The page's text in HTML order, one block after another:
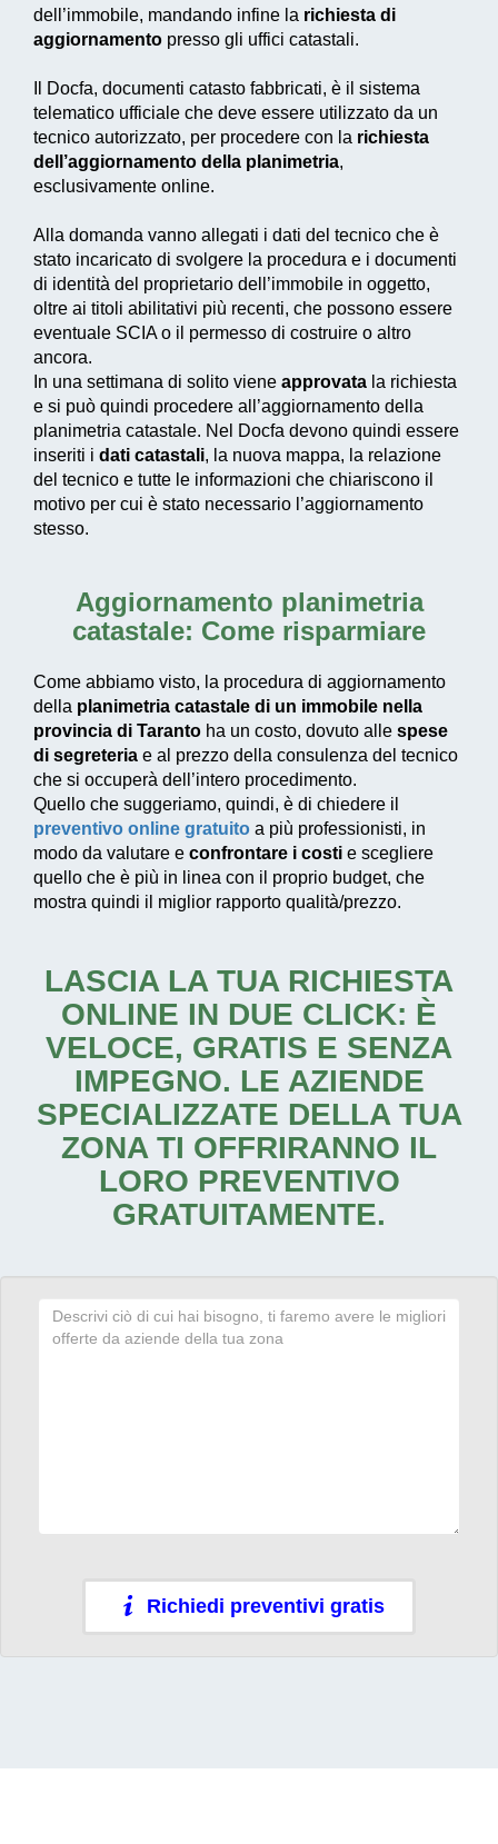
dell’immobile, mandando infine la richiesta di
aggiornamento presso gli uffici catastali.
Docfa, documenti catasto fabbricati, è il sistema
telematico ufficiale che deve essere utilizzato da un
tecnico autorizzato, per procedere con la richiesta
dell’aggiornamento della planimetria,
esclusivamente online.
Alla domanda vanno allegati i dati del tecnico che è
stato incaricato di svolgere la procedura e i documenti
di identità del proprietario dell’immobile in oggetto,
oltre ai titoli abilitativi più recenti, che possono essere
eventuale SCIA o il permesso di costruire o altro
ancora.
In una settimana di solito viene approvata la richiesta
e si può quindi procedere all’aggiornamento della
planimetria catastale. Nel Docfa devono quindi essere
inseriti i dati catastali, la nuova mappa, la relazione
del tecnico e tutte le informazioni che chiariscono il
motivo per cui è stato necessario l’aggiornamento
stesso.
Aggiornamento planimetria
catastale: Come risparmiare
Come abbiamo visto, la procedura di aggiornamento
della planimetria catastale di un immobile nella
provincia di Taranto ha un costo, dovuto alle spese
di segreteria e al prezzo della consulenza del tecnico
che si occuperà dell’intero procedimento.
Quello che suggeriamo, quindi, è di chiedere il
preventivo online gratuito a più professionisti, in
modo da valutare e confrontare i costi e scegliere
quello che è più in linea con il proprio budget, che
mostra quindi il miglior rapporto qualità/prezzo.
LASCIA LA TUA RICHIESTA
ONLINE IN DUE CLICK: È
VELOCE, GRATIS E SENZA
IMPEGNO. LE AZIENDE
SPECIALIZZATE DELLA TUA
ZONA TI OFFRIRANNO IL
LORO PREVENTIVO
GRATUITAMENTE.
Richiedi preventivi gratis